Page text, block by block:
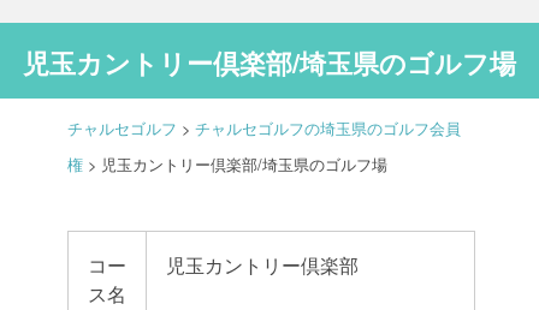
児玉カントリー倶楽部/埼玉県のゴルフ場
チャルセゴルフ > チャルセゴルフの埼玉県のゴルフ会員
権 > 児玉カントリー倶楽部/埼玉県のゴルフ場
コー
ス名
児玉カントリー倶楽部